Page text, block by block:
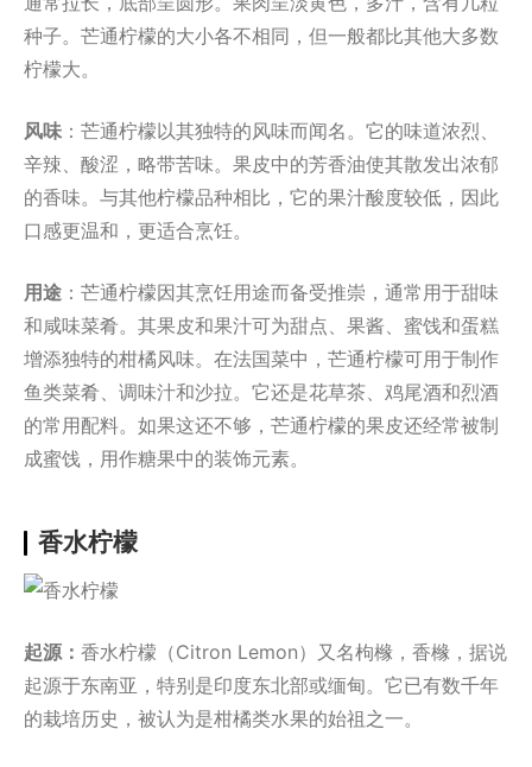
种子。芒通柠檬的大小各不相同，但一般都比其他大多数
柠檬大。
风味 ：芒通柠檬以其独特的风味而闻名。它的味道浓烈、
辛辣、酸涩，略带苦味。果皮中的芳香油使其散发出浓郁
的香味。与其他柠檬品种相比，它的果汁酸度较低，因此
口感更温和，更适合烹饪。
用途 ：芒通柠檬因其烹饪用途而备受推崇，通常用于甜味
和咸味菜肴。其果皮和果汁可为甜点、果酱、蜜饯和蛋糕
增添独特的柑橘风味。在法国菜中，芒通柠檬可用于制作
鱼类菜肴、调味汁和沙拉。它还是花草茶、鸡尾酒和烈酒
的常用配料。如果这还不够，芒通柠檬的果皮还经常被制
成蜜饯，用作糖果中的装饰元素。
香水柠檬
起源： 香水柠檬（Citron Lemon）又名枸橼，香橼，据说
起源于东南亚，特别是印度东北部或缅甸。它已有数千年
的栽培历史，被认为是柑橘类水果的始祖之一。